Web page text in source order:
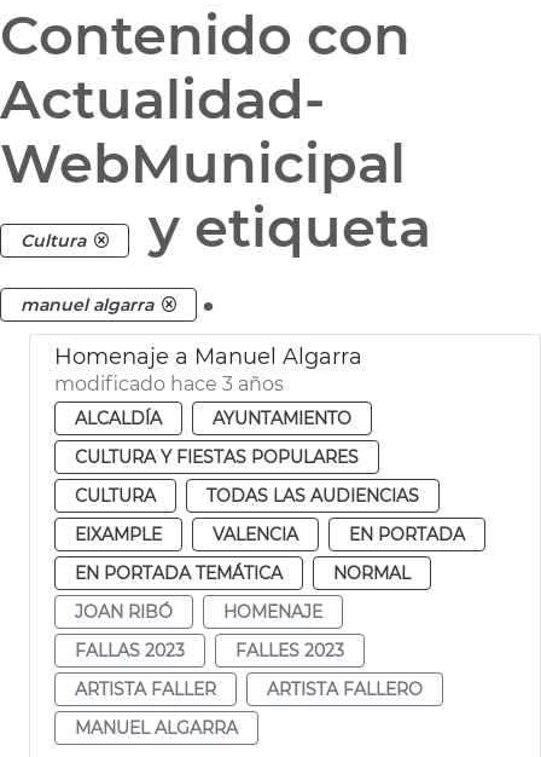
Contenido con
Actualidad-
WebMunicipal
Cultura y etiqueta
manuel algarra .
Homenaje a Manuel Algarra
modificado hace 3 años
ALCALDÍA
AYUNTAMIENTO
CULTURA Y FIESTAS POPULARES
CULTURA
TODAS LAS AUDIENCIAS
EIXAMPLE
VALENCIA
EN PORTADA
EN PORTADA TEMÁTICA
NORMAL
JOAN RIBÓ
HOMENAJE
FALLAS 2023
FALLES 2023
ARTISTA FALLER
ARTISTA FALLERO
MANUEL ALGARRA